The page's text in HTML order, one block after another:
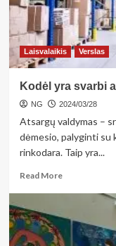
–
tik
išvenkite
klaidos,
kurią
daro
daugelis</
Laisvalaikis Verslas
Kodėl yra svarbi
NG 2024/03/28
Atsargų valdymas –
dėmesio, palyginti su
rinkodara. Taip yra...
Read MoreRead
yra
svarbi